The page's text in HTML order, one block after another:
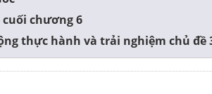
cuối chương 6
thực hành và trải nghiệm chủ đề